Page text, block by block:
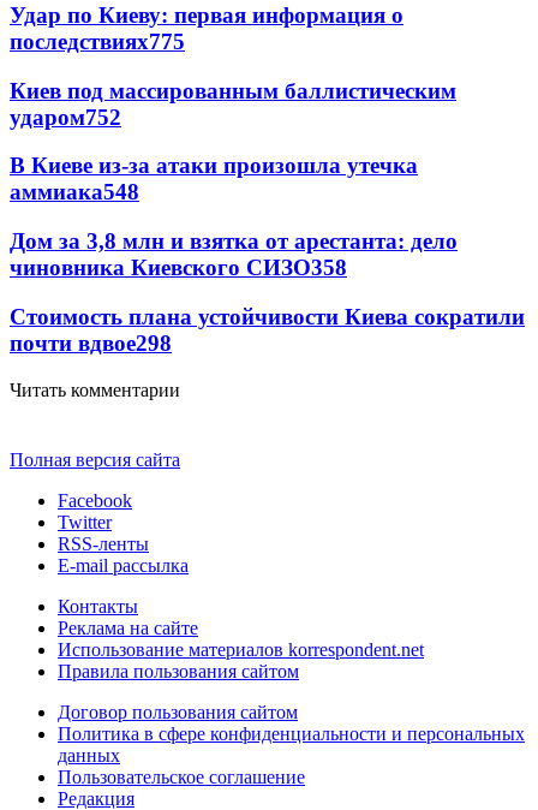
Удар по Киеву: первая информация о
последствиях775
Киев под массированным баллистическим
ударом752
В Киеве из-за атаки произошла утечка
аммиака548
Дом за 3,8 млн и взятка от арестанта: дело
чиновника Киевского СИЗО358
Стоимость плана устойчивости Киева сократили
почти вдвое298
Читать комментарии
Полная версия сайта
Facebook
Twitter
RSS-ленты
E-mail рассылка
Контакты
Реклама на сайте
Использование материалов korrespondent.net
Правила пользования сайтом
Договор пользования сайтом
Политика в сфере конфиденциальности и персональных
данных
Пользовательское соглашение
Редакция